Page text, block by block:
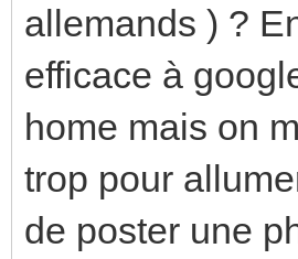
allemands ) ?
efficace à
home mais on
trop pour
de poster une